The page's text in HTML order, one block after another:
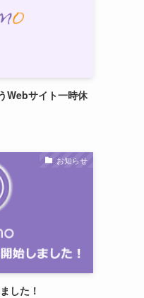
Webサイト一時休
お知らせ
した！